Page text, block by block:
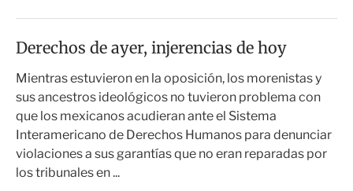
Derechos de ayer, injerencias de hoy
Mientras estuvieron en la oposición, los morenistas y
sus ancestros ideológicos no tuvieron problema con
que los mexicanos acudieran ante el Sistema
Interamericano de Derechos Humanos para denunciar
violaciones a sus garantías que no eran reparadas por
los tribunales en ...